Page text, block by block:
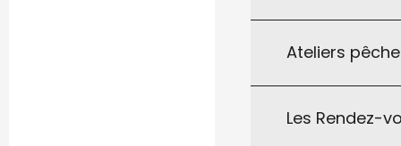
Ateliers
Les Rendez-